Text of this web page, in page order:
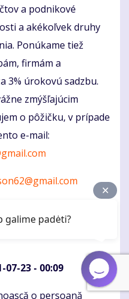
a podnikové
a akékoľvek druhy
Ponúkame tiež
firmám a
3% úrokovú sadzbu.
zmýšľajúcim
o pôžičku, v prípade
e-mail:
07-23 - 00:09
o persoană
galime padėti?